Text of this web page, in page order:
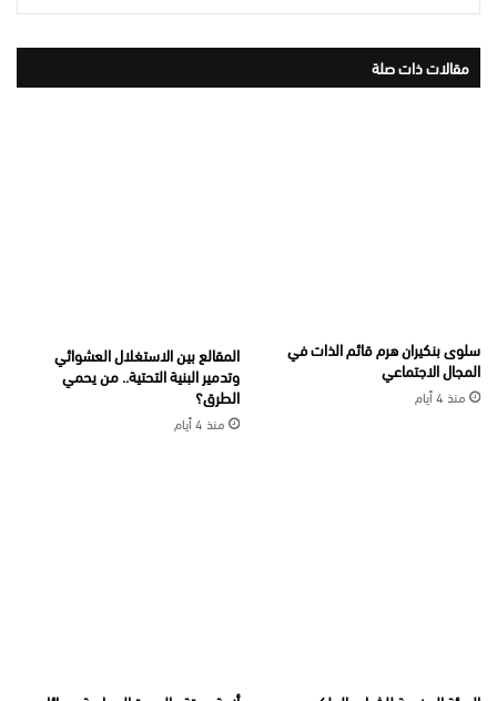
مقالات ذات صلة
سلوى بنكيران هرم قائم الذات في
المجال الاجتماعي
منذ 4 أيام
المقالع بين الاستغلال العشوائي
وتدمير البنية التحتية.. من يحمي
الطرق؟
منذ 4 أيام